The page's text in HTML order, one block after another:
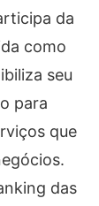
da
como
seu
para
que
das